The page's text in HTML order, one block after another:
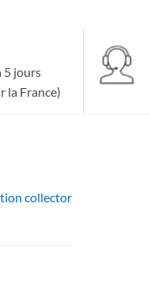
5 jours
la France)
collector